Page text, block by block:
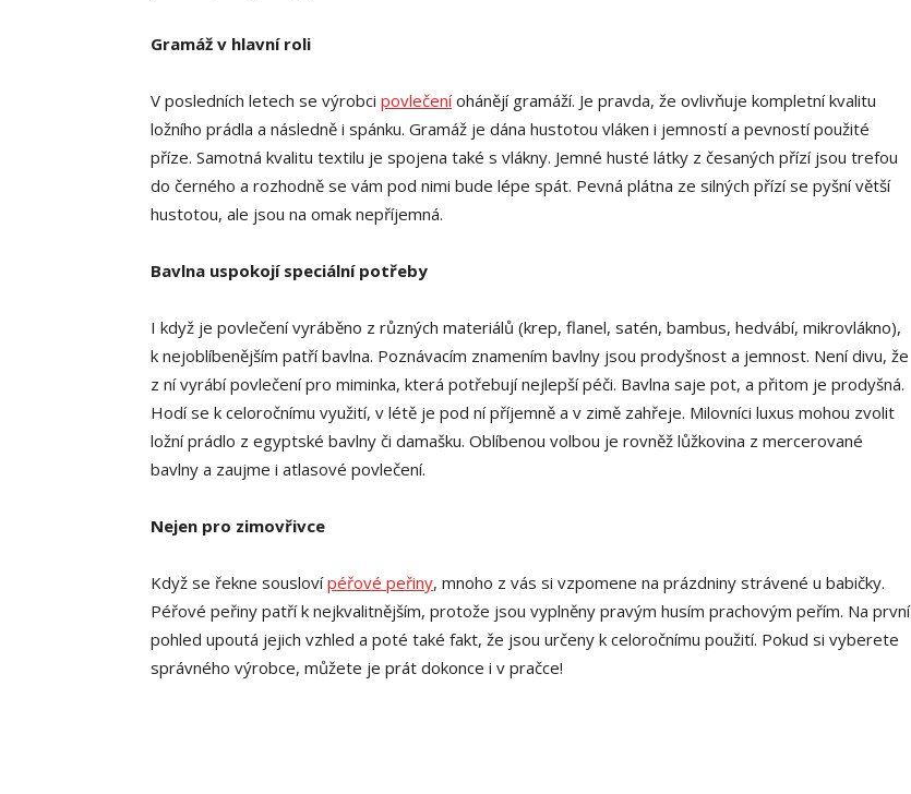
Gramáž v hlavní roli
V posledních letech se výrobci povlečeníohánějí gramáží. Je pravda, že ovlivňuje kompletní kvalitu
ložního prádla a následně i spánku. Gramáž je dána hustotou vláken i jemností a pevností použité
příze. Samotná kvalitu textilu je spojena také s vlákny. Jemné husté látky z česaných přízí jsou trefou
do černého a rozhodně se vám pod nimi bude lépe spát. Pevná plátna ze silných přízí se pyšní větší
hustotou, ale jsou na omak nepříjemná.
Bavlna uspokojí speciální potřeby
I když je povlečení vyráběno z různých materiálů (krep, flanel, satén, bambus, hedvábí, mikrovlákno),
k nejoblíbenějším patří bavlna. Poznávacím znamením bavlny jsou prodyšnost a jemnost. Není divu, že
z ní vyrábí povlečení pro miminka, která potřebují nejlepší péči. Bavlna saje pot, a přitom je prodyšná.
Hodí se k celoročnímu využití, v létě je pod ní příjemně a v zimě zahřeje. Milovníci luxus mohou zvolit
ložní prádlo z egyptské bavlny či damašku. Oblíbenou volbou je rovněž lůžkovina z mercerované
bavlny a zaujme i atlasové povlečení.
Nejen pro zimovřivce
Když se řekne souslovípéřové peřiny, mnoho z vás si vzpomene na prázdniny strávené u babičky.
Péřové peřiny patří k nejkvalitnějším, protože jsou vyplněny pravým husím prachovým peřím. Na první
pohled upoutá jejich vzhled a poté také fakt, že jsou určeny k celoročnímu použití. Pokud si vyberete
správného výrobce, můžete je prát dokonce i v pračce!